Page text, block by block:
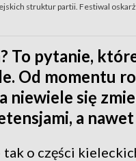
struktur partii. Festiwal
To pytanie,
Od momentu
się
a
o części